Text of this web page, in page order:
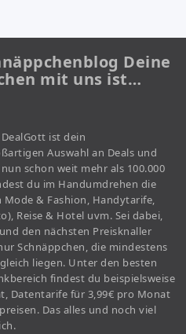
Deine
mit uns ist…
ist dein
Auswahl an Deals und
schon weit mehr als 100.000
du im Handumdrehen die
Mode & Fashion, Handytarife,
Reise & Hotel uvm. Sei dabei,
den nächsten Preisknaller
Schnäppchen, die mindestens
liegen. Unter den besten
findest du beispielsweise
Datentarife für 3,99€ pro Monat
Das alles und noch viel